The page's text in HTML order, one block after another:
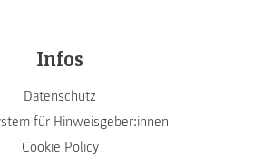
Infos
Datenschutz
für Hinweisgeber:innen
Cookie Policy